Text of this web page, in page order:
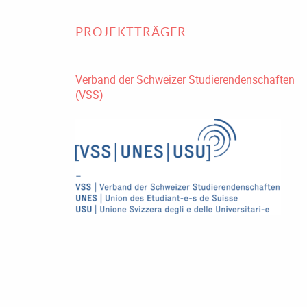
PROJEKTTRÄGER
Verband der Schweizer Studierendenschaften
(VSS)